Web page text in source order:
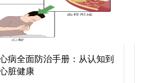
病全面防治手册：从认知到
脏健康